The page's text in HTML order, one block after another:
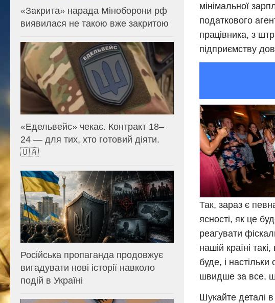
мінімальної
податкового
працівника, з
підприємству
Так, зараз є
ясності, як це
реагувати
нашій країні
буде, і
швидше за все,
Шукайте деталі в
«Закрита» нарада Міноборони рф
виявилася не такою вже закритою
«Едельвейс» чекає. Контракт 18–
24 — для тих, хто готовий діяти.
🇺🇦
Російська пропаганда продовжує
вигадувати нові історії навколо
подій в Україні